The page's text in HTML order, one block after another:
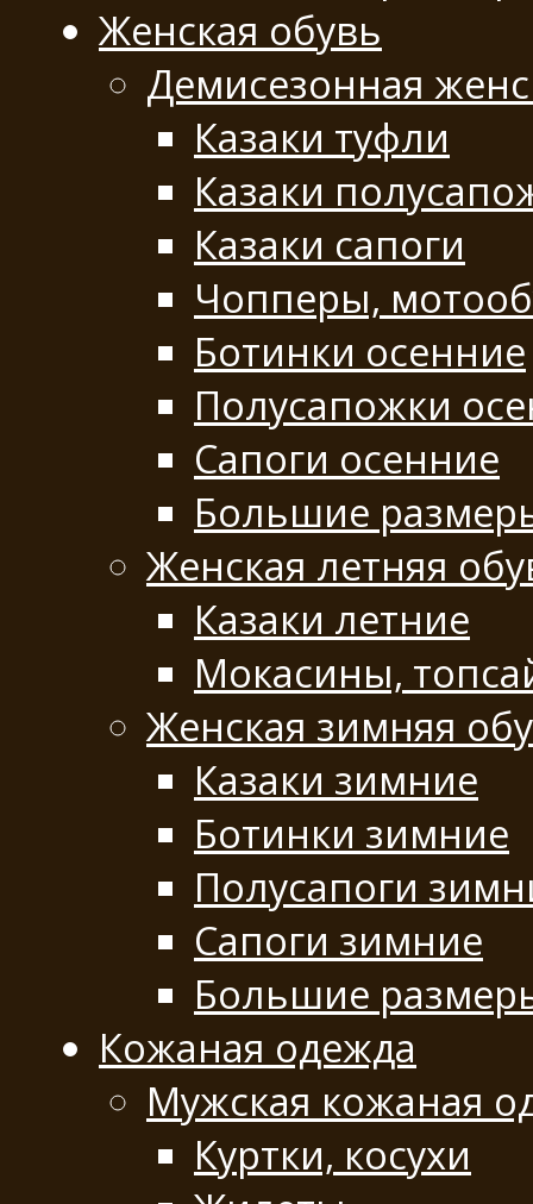
Женская обувь
Демисезонная
Казаки туфли
Казаки
Казаки сапоги
Чопперы,
Ботинки осенние
Полусапожки
Сапоги осенние
Большие
Женская летняя
Казаки летние
Мокасины,
Женская зимняя
Казаки зимние
Ботинки зимние
Полусапоги
Сапоги зимние
Большие
Кожаная одежда
Мужская кожаная
Куртки, косухи